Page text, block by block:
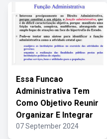
Essa Funcao
Administrativa Tem
Como Objetivo Reunir
Organizar E Integrar
07 September 2024